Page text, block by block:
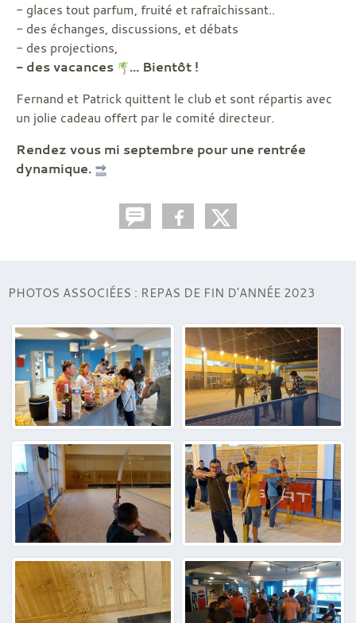
- glaces tout parfum, fruité et rafraîchissant..
- des échanges, discussions, et débats
- des projections,
- des vacances
... Bientôt !
Fernand et Patrick quittent le club et sont répartis avec
un jolie cadeau offert par le comité directeur.
Rendez vous mi septembre pour une rentrée
dynamique.
PHOTOS ASSOCIÉES : REPAS DE FIN D'ANNÉE 2023